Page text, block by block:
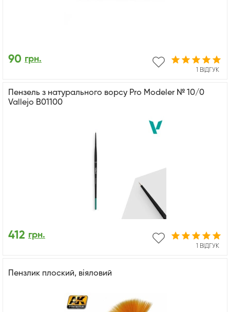
1 ВІДГУК
90 грн.
Пензель з натурального ворсу Pro Modeler № 10/0
Vallejo B01100
1 ВІДГУК
412 грн.
Пензлик плоский, віяловий